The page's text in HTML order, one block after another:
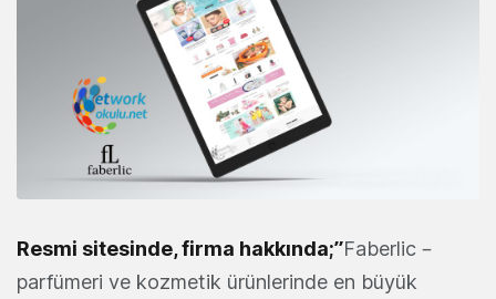
Resmi sitesinde, firma hakkında;”Faberlic –
parfümeri ve kozmetik ürünlerinde en büyük